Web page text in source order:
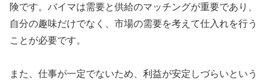
険です。バイマは需要と供給のマッチングが重要であり、
自分の趣味だけでなく、市場の需要を考えて仕入れを行う
ことが必要です。
また、仕事が一定でないため、利益が安定しづらいという